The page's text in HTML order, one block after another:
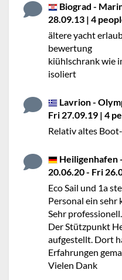
Biograd -
28.09.13 | 4
ältere yacht
bewertung
kiühlschrank wie
isoliert
Lavrion -
Fri 27.09.19 | 4
Relativ altes
Heiligenhafen
20.06.20 - Fri
Eco Sail und 1a
Personal ein sehr
Sehr professionell.
Der Stützpunkt
aufgestellt. Dort
Erfahrungen
Vielen Dank